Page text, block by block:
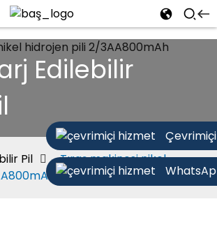
Çevrimiçi
Edilebilir
Pil
Tıraş makinesi nikel